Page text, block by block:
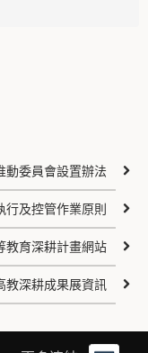
動委員會設置辦法
及控管作業原則
教育深耕計畫網站
教深耕成果展資訊